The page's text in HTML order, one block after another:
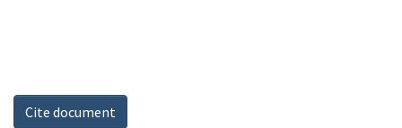
Cite document